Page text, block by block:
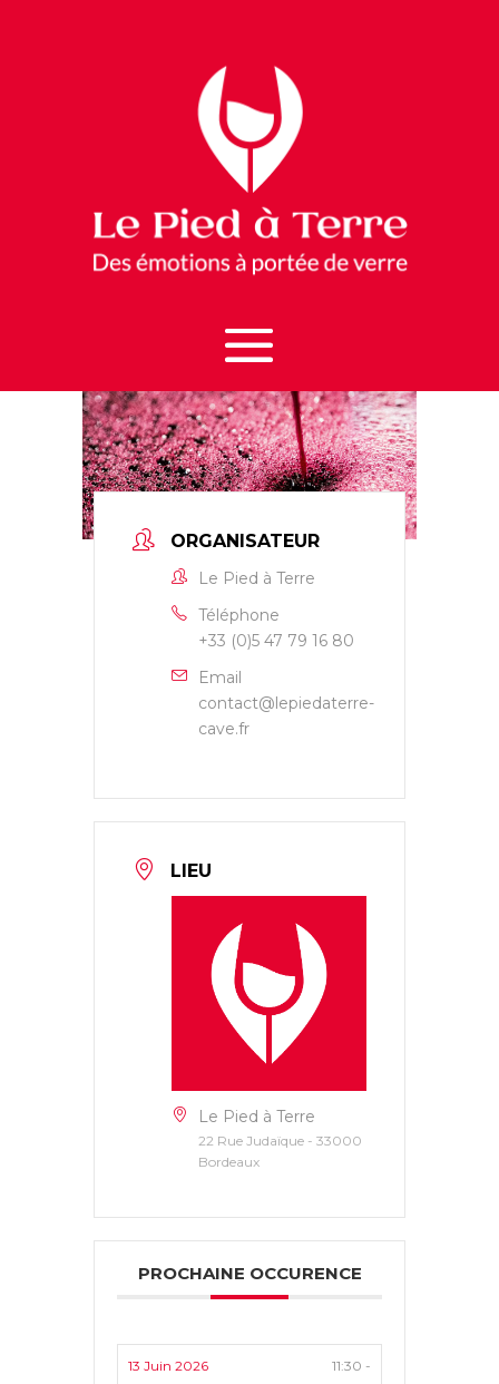
ORGANISATEUR
Le Pied à Terre
Téléphone
+33 (0)5 47 79 16 80
Email
contact@lepiedaterre-
cave.fr
LIEU
Le Pied à Terre
22 Rue Judaïque - 33000
Bordeaux
PROCHAINE OCCURENCE
13 Juin 2026 11:30 -